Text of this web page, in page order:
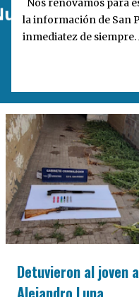
Nos renovamos para
la información de San
inmediatez de
Desarrollamos una
intuitiva, pensada para
cualquier dispositivo,
locales y potenciar la
nuestros contenidos.
Detuvieron al joven
Alejandro Luna